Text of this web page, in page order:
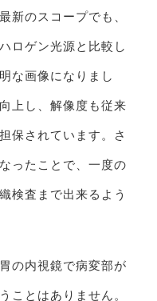
新のスコープでも、
ロゲン光源と比較し
な画像になりまし
上し、解像度も従来
保されています。さ
ったことで、一度の
検査まで出来るよう
の内視鏡で病変部が
ことはありません。